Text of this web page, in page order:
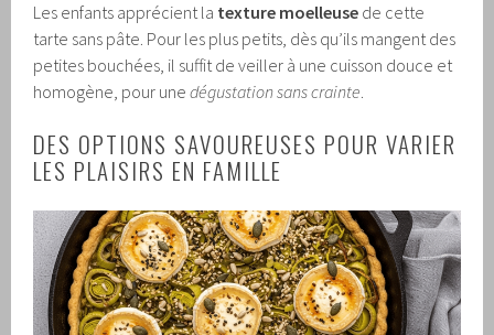
Les enfants apprécient la texture moelleuse de cette
tarte sans pâte. Pour les plus petits, dès qu’ils mangent des
petites bouchées, il suffit de veiller à une cuisson douce et
homogène, pour unedégustation sans crainte.
DES OPTIONS SAVOUREUSES POUR VARIER
LES PLAISIRS EN FAMILLE